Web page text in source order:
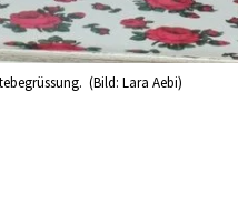
(Bild: Lara Aebi)